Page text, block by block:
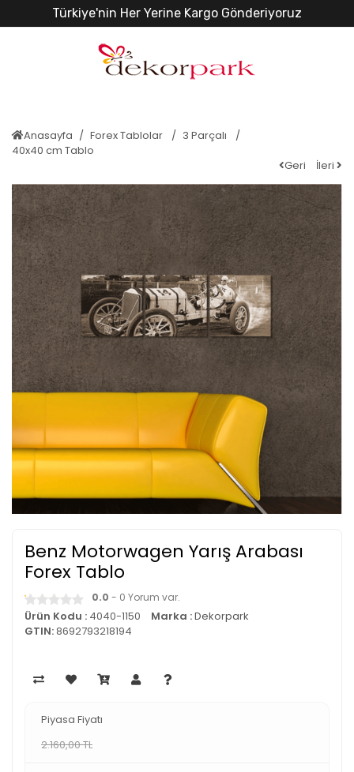
Türkiye'nin Her Yerine Kargo Gönderiyoruz
Anasayfa Forex Tablolar
3 Parçalı
40x40 cm Tablo
Geri
İleri
Benz Motorwagen Yarış Arabası
Forex Tablo
0.0 - 0 Yorum var.
Ürün Kodu : 4040-1150 Marka :Dekorpark
GTIN:8692793218194
Piyasa Fiyatı
2.160,00 TL